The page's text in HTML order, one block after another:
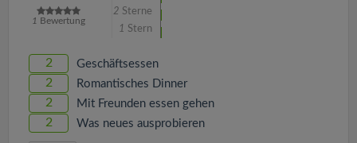
1 Bewertung
2 Sterne
1 Stern
2 Geschäftsessen
2 Romantisches Dinner
2 Mit Freunden essen gehen
2 Was neues ausprobieren